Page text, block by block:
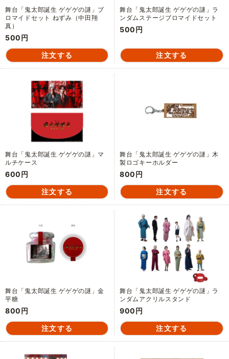
舞台「鬼太郎誕生 ゲゲゲの謎」ブ
ロマイドセット ねずみ（中田翔
真）
500円
舞台「鬼太郎誕生 ゲゲゲの謎」ラ
ンダムステージブロマイドセット
500円
舞台「鬼太郎誕生 ゲゲゲの謎」マ
ルチケース
600円
舞台「鬼太郎誕生 ゲゲゲの謎」木
製ロゴキーホルダー
800円
舞台「鬼太郎誕生 ゲゲゲの謎」金
平糖
800円
舞台「鬼太郎誕生 ゲゲゲの謎」ラ
ンダムアクリルスタンド
900円